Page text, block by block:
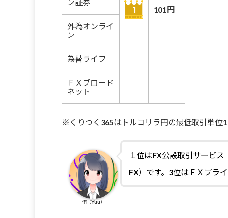
101円
ン証券
外為オンライ
ン
為替ライフ
ＦＸブロード
ネット
※くりつく365はトルコリラ円の最低取引単位
１位はFX公設取引サービ
FX）です。3位はＦＸプラ
侑（Yuu）